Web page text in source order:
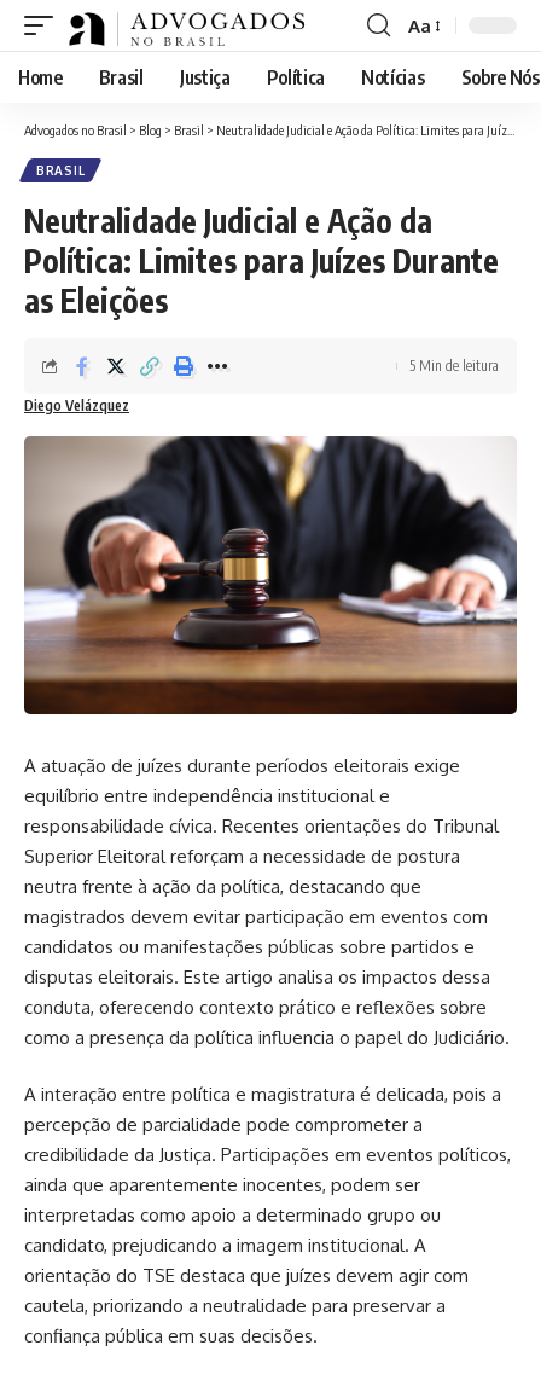
Font
Resizer
Aa
Home Brasil Justiça Política Notícias Sobre Nós
Advogados no Brasil > Blog > Brasil > Neutralidade Judicial e Ação da Política: Limites para Juízes Durante as Eleições
BRASIL
Neutralidade Judicial e Ação da
Política: Limites para Juízes Durante
as Eleições
Diego Velázquez
5 Min de leitura
A atuação de juízes durante períodos eleitorais exige
equilíbrio entre independência institucional e
responsabilidade cívica. Recentes orientações do Tribunal
Superior Eleitoral reforçam a necessidade de postura
neutra frente à ação da política, destacando que
magistrados devem evitar participação em eventos com
candidatos ou manifestações públicas sobre partidos e
disputas eleitorais. Este artigo analisa os impactos dessa
conduta, oferecendo contexto prático e reflexões sobre
como a presença da política influencia o papel do Judiciário.
A interação entre política e magistratura é delicada, pois a
percepção de parcialidade pode comprometer a
credibilidade da Justiça. Participações em eventos políticos,
ainda que aparentemente inocentes, podem ser
interpretadas como apoio a determinado grupo ou
candidato, prejudicando a imagem institucional. A
orientação do TSE destaca que juízes devem agir com
cautela, priorizando a neutralidade para preservar a
confiança pública em suas decisões.